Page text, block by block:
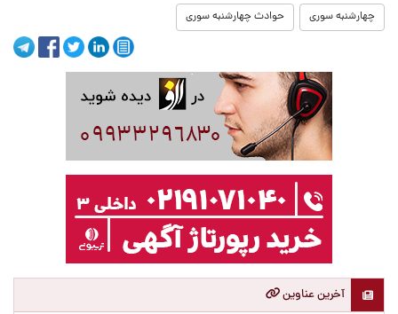
چهارشنبه سوری حوادث چهارشنبه سوری
آخرین عناوین